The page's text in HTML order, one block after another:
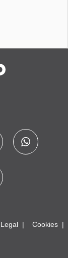
Cookies